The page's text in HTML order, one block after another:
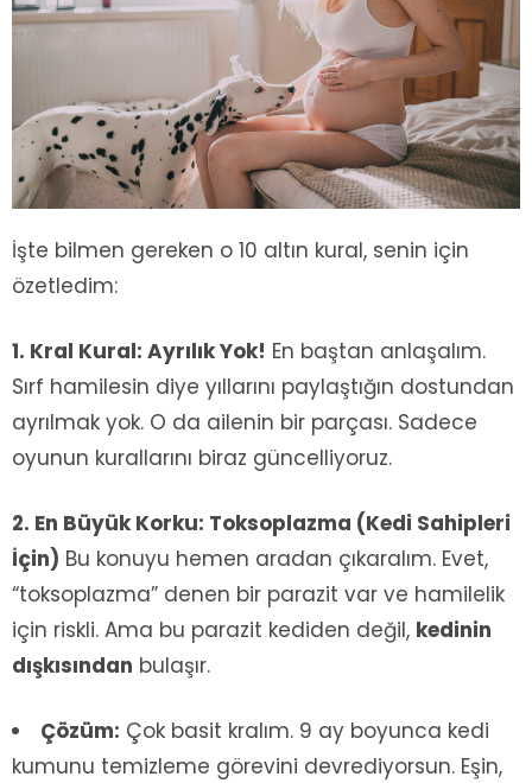
İşte bilmen gereken o 10 altın kural, senin için
özetledim:
1. Kral Kural: Ayrılık Yok! En baştan anlaşalım.
Sırf hamilesin diye yıllarını paylaştığın dostundan
ayrılmak yok. O da ailenin bir parçası. Sadece
oyunun kurallarını biraz güncelliyoruz.
2. En Büyük Korku: Toksoplazma (Kedi Sahipleri
İçin) Bu konuyu hemen aradan çıkaralım. Evet,
“toksoplazma” denen bir parazit var ve hamilelik
için riskli. Ama bu parazit kediden değil, kedinin
dışkısından bulaşır.
Çözüm: Çok basit kralım. 9 ay boyunca kedi
kumunu temizleme görevini devrediyorsun. Eşin,